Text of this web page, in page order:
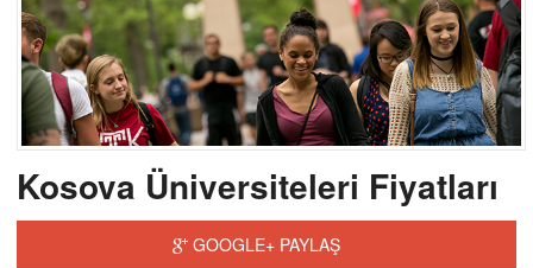
Kosova Üniversiteleri Fiyatları
GOOGLE+ PAYLAŞ